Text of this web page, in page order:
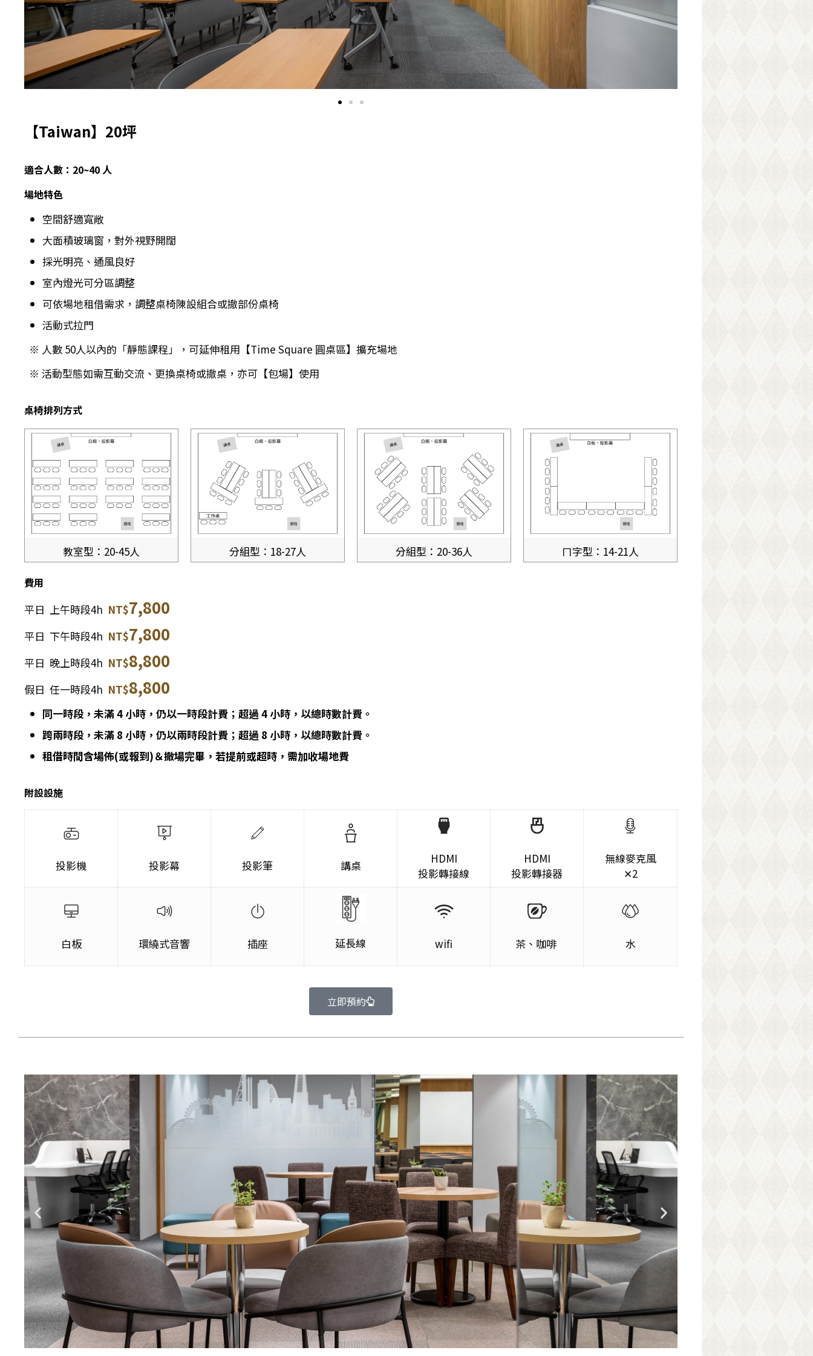
【Taiwan】20坪
適合人數：20~40 人
場地特色
空間舒適寬敞
大面積玻璃窗，對外視野開闊
採光明亮、通風良好
室內燈光可分區調整
可依場地租借需求，調整桌椅陳設組合或撤部份桌椅
活動式拉門
※ 人數 50人以內的「靜態課程」，可延伸租用【Time Square 圓桌區】擴充場地
※ 活動型態如需互動交流、更換桌椅或撤桌，亦可【包場】使用
桌椅排列方式
教室型：20-45人 分組型：18-27人 分組型：20-36人 ㄇ字型：14-21人
費用
平日 上午時段4h NT$7,800
平日 下午時段4h NT$7,800
平日 晚上時段4h NT$8,800
假日 任一時段4h NT$8,800
同一時段， 未滿 4 小時，仍以一時段計費； 超過 4 小時，以總時數計費。
跨兩時段，未滿 8 小時，仍以兩時段計費； 超過 8 小時，以總時數計費。
租借時間含場佈(或報到)＆撤場完畢，若提前或超時，需加收場地費
附設設施
投影機 投影幕 投影筆 講桌
HDMI
投影轉接線
HDMI
投影轉接器
無線麥克風
✕2
白板 環繞式音響 插座 延長線 wifi 茶、咖啡 水
立即預約